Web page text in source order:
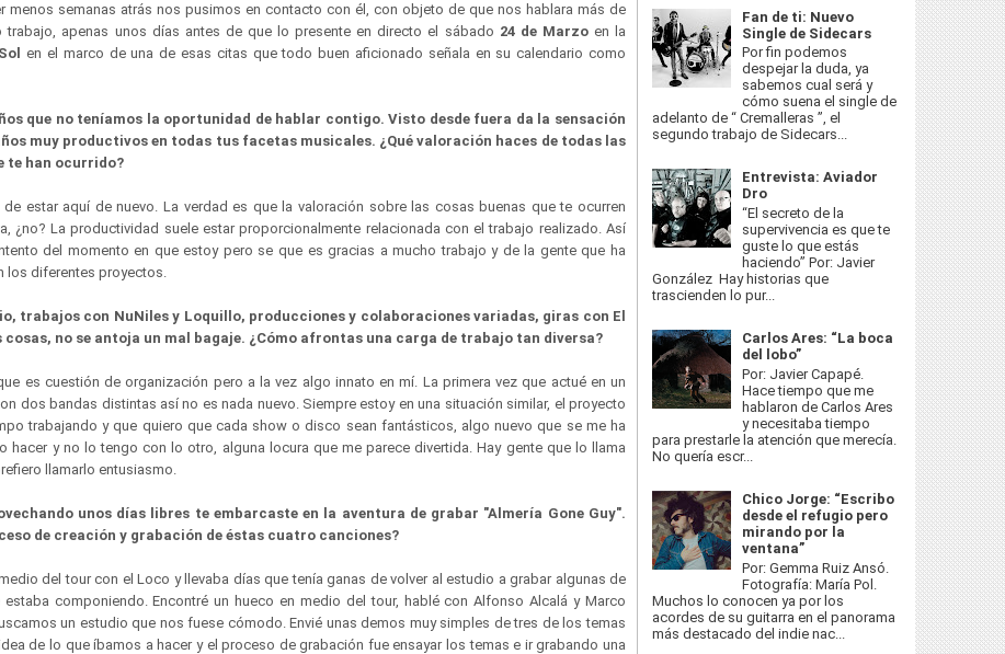
menos semanas atrás nos pusimos en contacto con él, con objeto de que nos hablara más de
trabajo, apenas unos días antes de que lo presente en directo el sábado 24 de Marzoen la
en el marco de una de esas citas que todo buen aficionado señala en su calendario como
que no teníamos la oportunidad de hablar contigo. Visto desde fuera da la sensación
muy productivos en todas tus facetas musicales. ¿Qué valoración haces de todas las
te han ocurrido?
de estar aquí de nuevo. La verdad es que la valoración sobre las cosas buenas que te ocurren
¿no? La productividad suele estar proporcionalmente relacionada con el trabajo realizado. Así
del momento en que estoy pero se que es gracias a mucho trabajo y de la gente que ha
los diferentes proyectos.
trabajos con NuNiles y Loquillo, producciones y colaboraciones variadas, giras con El
no se antoja un mal bagaje. ¿Cómo afrontas una carga de trabajo tan diversa?
es cuestión de organización pero a la vez algo innato en mí. La primera vez que actué en un
dos bandas distintas así no es nada nuevo. Siempre estoy en una situación similar, el proyecto
trabajando y que quiero que cada show o disco sean fantásticos, algo nuevo que se me ha
hacer y no lo tengo con lo otro, alguna locura que me parece divertida. Hay gente que lo llama
llamarlo entusiasmo.
unos días libres te embarcaste en la aventura de grabar "Almería Gone Guy".
de creación y grabación de éstas cuatro canciones?
del tour con el Loco y llevaba días que tenía ganas de volver al estudio a grabar algunas de
estaba componiendo. Encontré un hueco en medio del tour, hablé con Alfonso Alcalá y Marco
un estudio que nos fuese cómodo. Envié unas demos muy simples de tres de los temas
de lo que íbamos a hacer y el proceso de grabación fue ensayar los temas e ir grabando una
Fan de ti: Nuevo
Single de Sidecars
Por fin podemos
despejar la duda, ya
sabemos cual será y
cómo suena el single de
adelanto de “ Cremalleras ”, el
segundo trabajo de Sidecars...
Entrevista: Aviador
Dro
“El secreto de la
supervivencia es que te
guste lo que estás
haciendo” Por: Javier
González Hay historias que
trascienden lo pur...
Carlos Ares: “La boca
del lobo”
Por: Javier Capapé.
Hace tiempo que me
hablaron de Carlos Ares
y necesitaba tiempo
para prestarle la atención que merecía.
No quería escr...
Chico Jorge: “Escribo
desde el refugio pero
mirando por la
ventana”
Por: Gemma Ruiz Ansó.
Fotografía: María Pol.
Muchos lo conocen ya por los
acordes de su guitarra en el panorama
más destacado del indie nac...